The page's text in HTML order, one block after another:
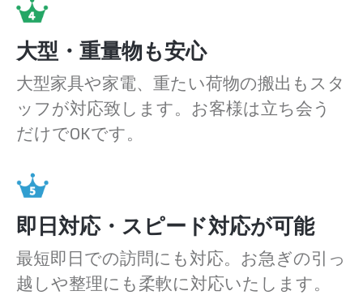
大型・重量物も安心
大型家具や家電、重たい荷物の搬出もスタ
ッフが対応致します。お客様は立ち会う
だけでOKです。
即日対応・スピード対応が可能
最短即日での訪問にも対応。お急ぎの引っ
越しや整理にも柔軟に対応いたします。